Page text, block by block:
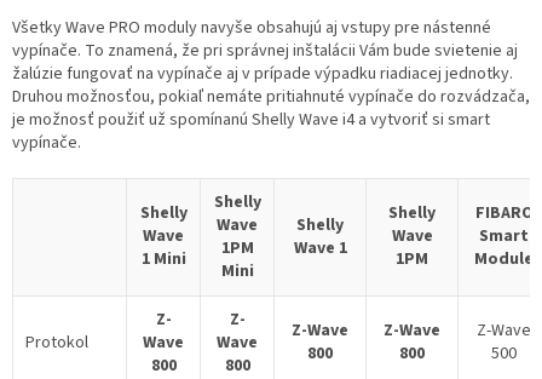
Všetky Wave PRO moduly navyše obsahujú aj vstupy pre nástenné
vypínače. To znamená, že pri správnej inštalácii Vám bude svietenie aj
žalúzie fungovať na vypínače aj v prípade výpadku riadiacej jednotky.
Druhou možnosťou, pokiaľ nemáte pritiahnuté vypínače do rozvádzača,
je možnosť použiť už spomínanú Shelly Wave i4 a vytvoriť si smart
vypínače.
Shelly
Wave
1 Mini
Shelly
Wave
1PM
Mini
Shelly
Wave 1
Shelly
Wave
1PM
FIBARO
Smart
Module
Protokol
Z-
Wave
800
Z-
Wave
800
Z-Wave
800
Z-Wave
800
Z-Wave
500